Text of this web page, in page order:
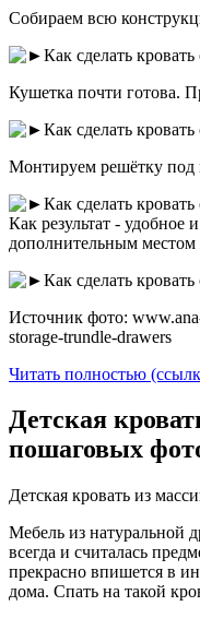
Собираем всю
Кушетка почти готова.
Монтируем решётку под
Как результат - удобное
дополнительным местом
Источник фото:
storage-trundle-drawers
Читать полностью
Детская
пошаговых
Детская кровать из
Мебель из натуральной
всегда и считалась
прекрасно впишется в
дома. Спать на такой